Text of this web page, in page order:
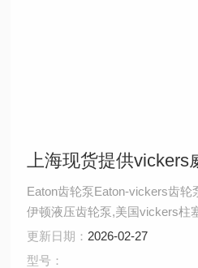
上海现货提供vickers
Eaton齿轮泵Eaton-vickers齿轮
伊顿液压齿轮泵,美国vickers柱
Eaton-vickers小型齿轮泵
号,Eaton-vickers
更新日期： 2026-02-27
型号：